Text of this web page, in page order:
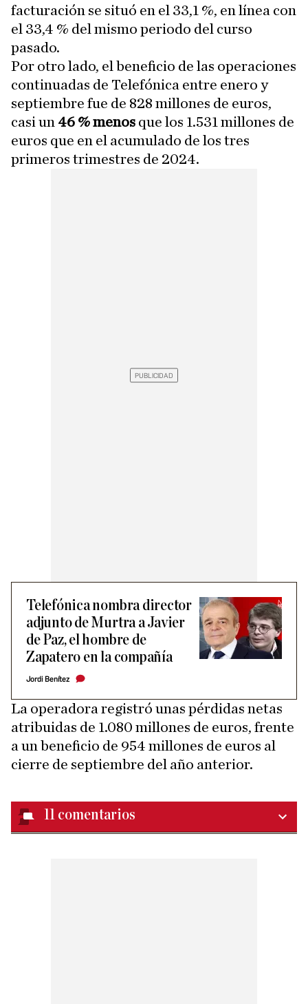
facturación se situó en el 33,1 %, en línea con
el 33,4 % del mismo periodo del curso
pasado.
Por otro lado, el beneficio de las operaciones
continuadas de Telefónica entre enero y
septiembre fue de 828 millones de euros,
casi un 46 % menos que los 1.531 millones de
euros que en el acumulado de los tres
primeros trimestres de 2024.
Telefónica nombra director
adjunto de Murtra a Javier
de Paz, el hombre de
Zapatero en la compañía
Jordi Benítez
La operadora registró unas pérdidas netas
atribuidas de 1.080 millones de euros, frente
a un beneficio de 954 millones de euros al
cierre de septiembre del año anterior.
11 comentarios